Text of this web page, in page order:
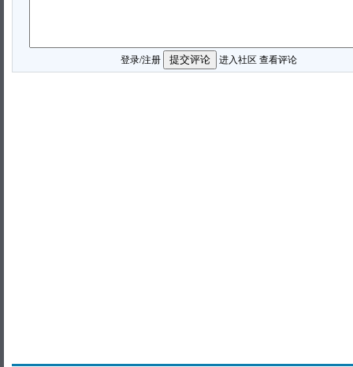
登录/注册 进入社区 查看评论